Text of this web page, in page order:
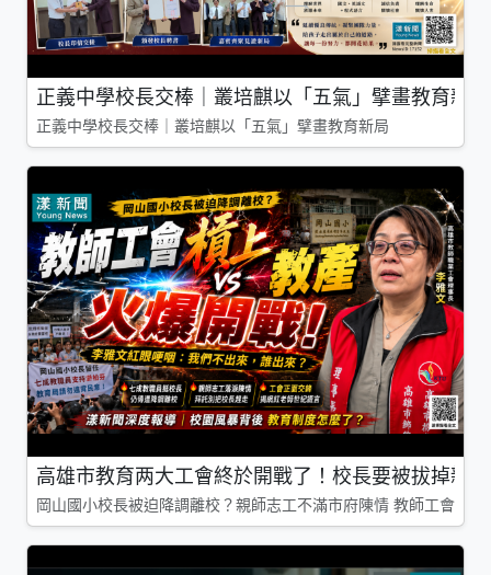
正義中學校長交棒｜叢培麒以「五氣」擘畫教育新局
正義中學校長交棒｜叢培麒以「五氣」擘畫教育新局
高雄市教育两大工會終於開戰了！校長要被拔掉親
岡山國小校長被迫降調離校？親師志工不滿市府陳情 教師工會槓